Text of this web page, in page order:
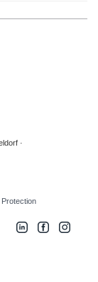
Protection